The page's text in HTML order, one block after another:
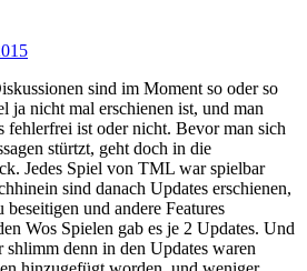
sind im Moment so oder so
ja nicht mal erschienen ist, und man
fehlerfrei ist oder nicht. Bevor man sich
stürtzt, geht doch in die
Jedes Spiel von TML war spielbar
sind danach Updates erschienen,
und andere Features
Wos Spielen gab es je 2 Updates. Und
shlimm denn in den Updates waren